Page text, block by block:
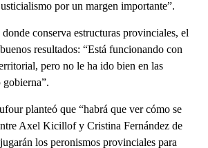
por un margen importante”.
conserva estructuras provinciales, el
resultados: “Está funcionando con
pero no le ha ido bien en las
planteó que “habrá que ver cómo se
Axel Kicillof y Cristina Fernández de
los peronismos provinciales para